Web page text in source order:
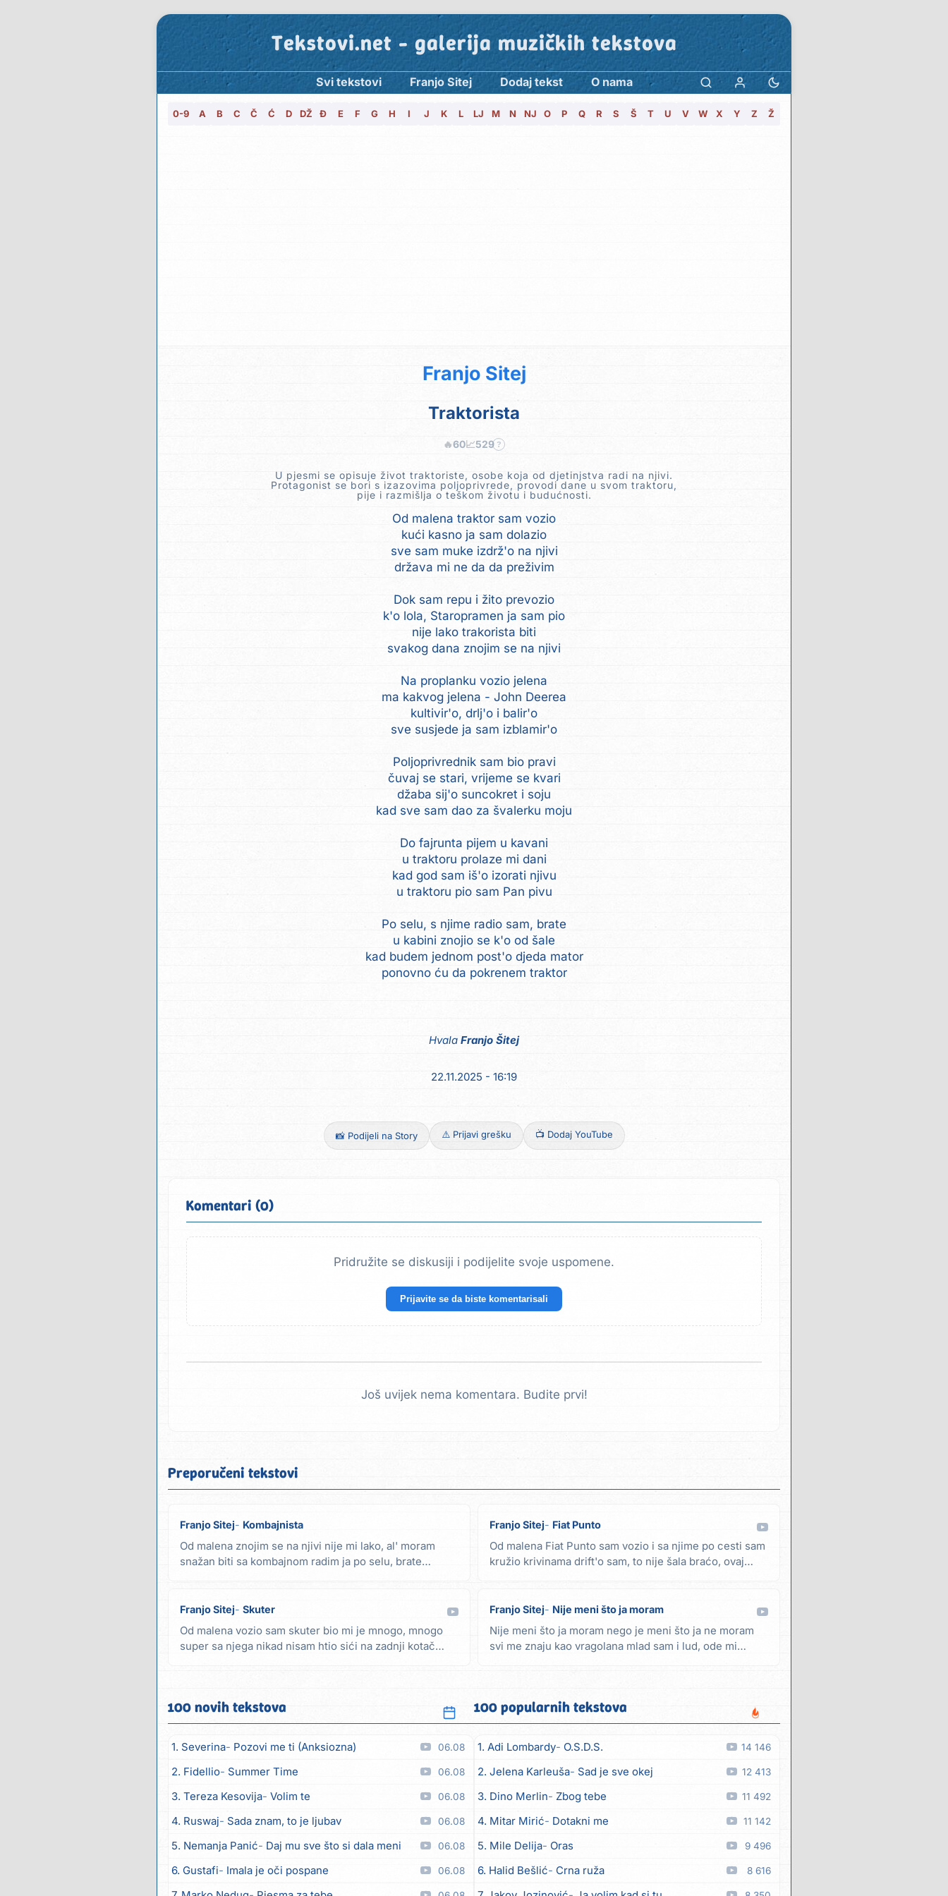
Tekstovi.net - galerija muzičkih tekstova
Svi tekstovi Franjo Sitej Dodaj tekst O nama
0-9 A B C Č Ć D DŽ Đ E F G H I J K L LJ M N NJ O P Q R S Š T U V W X Y Z Ž
Franjo Sitej
Traktorista
🔥60📈529 ?
U pjesmi se opisuje život traktoriste, osobe koja od djetinjstva radi na njivi.
Protagonist se bori s izazovima poljoprivrede, provodi dane u svom traktoru,
pije i razmišlja o teškom životu i budućnosti.
Od malena traktor sam vozio
kući kasno ja sam dolazio
sve sam muke izdrž'o na njivi
država mi ne da da preživim
Dok sam repu i žito prevozio
k'o lola, Staropramen ja sam pio
nije lako trakorista biti
svakog dana znojim se na njivi
Na proplanku vozio jelena
ma kakvog jelena - John Deerea
kultivir'o, drlj'o i balir'o
sve susjede ja sam izblamir'o
Poljoprivrednik sam bio pravi
čuvaj se stari, vrijeme se kvari
džaba sij'o suncokret i soju
kad sve sam dao za švalerku moju
Do fajrunta pijem u kavani
u traktoru prolaze mi dani
kad god sam iš'o izorati njivu
u traktoru pio sam Pan pivu
Po selu, s njime radio sam, brate
u kabini znojio se k'o od šale
kad budem jednom post'o djeda mator
ponovno ću da pokrenem traktor
Hvala Franjo Šitej
22.11.2025 - 16:19
📸 Podijeli na Story ⚠️ Prijavi grešku 📺 Dodaj YouTube
Komentari (0)
Pridružite se diskusiji i podijelite svoje uspomene.
Prijavite se da biste komentarisali
Još uvijek nema komentara. Budite prvi!
Preporučeni tekstovi
Franjo Sitej Kombajnista
Od malena znojim se na njivi nije mi lako, al' moram
snažan biti sa kombajnom radim ja po selu, brate
Franjo Sitej Fiat Punto
Od malena Fiat Punto sam vozio i sa njime po cesti sam
kružio krivinama drift'o sam, to nije šala braćo, ovaj
Franjo Sitej Skuter
Od malena vozio sam skuter bio mi je mnogo, mnogo
super sa njega nikad nisam htio sići na zadnji kotač
Franjo Sitej Nije meni što ja moram
Nije meni što ja moram nego je meni što ja ne moram
svi me znaju kao vragolana mlad sam i lud, ode mi
100 novih tekstova
1. Severina Pozovi me ti (Anksiozna) 06.08
2. Fidellio Summer Time 06.08
3. Tereza Kesovija Volim te 06.08
4. Ruswaj Sada znam, to je ljubav 06.08
5. Nemanja Panić Daj mu sve što si dala meni 06.08
6. Gustafi Imala je oči pospane 06.08
100 popularnih tekstova
1. Adi Lombardy O.S.D.S. 14 146
2. Jelena Karleuša Sad je sve okej 12 413
3. Dino Merlin Zbog tebe 11 492
4. Mitar Mirić Dotakni me 11 142
5. Mile Delija Oras 9 496
6. Halid Bešlić Crna ruža 8 616